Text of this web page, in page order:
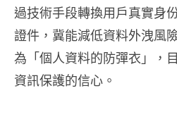
過技術手段轉換用戶真實身
證件，冀能減低資料外洩風
為「個人資料的防彈衣」，
資訊保護的信心。